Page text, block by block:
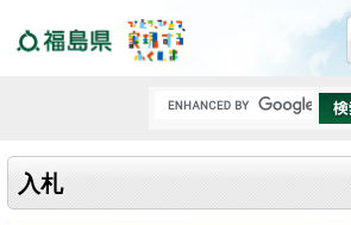
入札